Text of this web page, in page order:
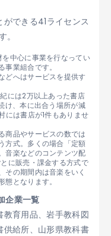
できる41ライセンス
。
中心に事業を行なってい
業組合です。
どへはサービスを提供す
には2万以上あった書店
け、本に出合う場所が減
には書店が1件もありませ
商品やサービスの数では
方式。多くの場合「定額
音楽などのコンテンツ配
に販売・課金する方式で
その期間内は音楽をいく
となります。
企業一覧
育用品、岩手教科図
供給所、山形県教科書